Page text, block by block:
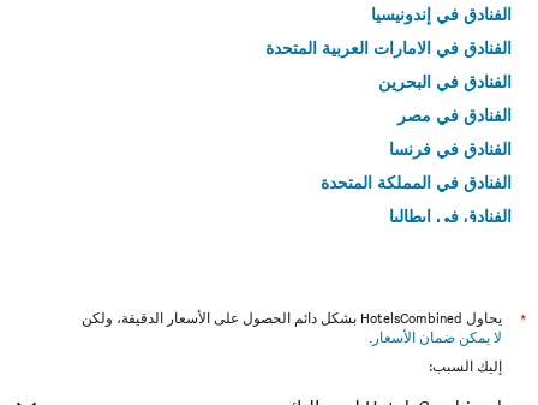
الفنادق في إندونيسيا
الفنادق في الامارات العربية المتحدة
الفنادق في البحرين
الفنادق في مصر
الفنادق في فرنسا
الفنادق في المملكة المتحدة
الفنادق في إيطاليا
*
يحاول HotelsCombined بشكل دائم الحصول على الأسعار الدقيقة، ولكن
لا يمكن ضمان الأسعار .
إليك السبب: